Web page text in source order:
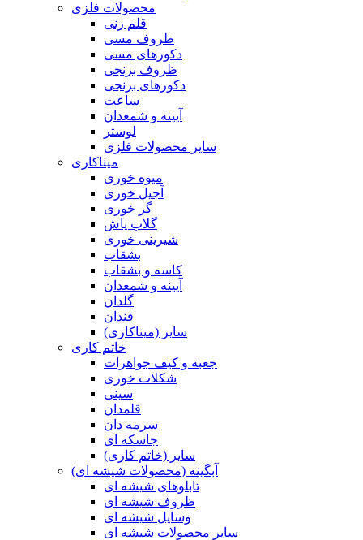
محصولات فلزی
قلم زنی
ظروف مسی
دکورهای مسی
ظروف برنجی
دکورهای برنجی
ساعت
آیینه و شمعدان
لوستر
سایر محصولات فلزی
میناکاری
میوه خوری
آجیل خوری
گز خوری
گلاب پاش
شیرینی خوری
بشقاب
کاسه و بشقاب
آیینه و شمعدان
گلدان
قندان
سایر (میناکاری)
خاتم کاری
جعبه و کیف جواهرات
شکلات خوری
سینی
قلمدان
سرمه دان
جاسکه ای
سایر (خاتم کاری)
آبگینه (محصولات شیشه ای)
تابلوهای شیشه ای
ظروف شیشه ای
وسایل شیشه ای
سایر محصولات شیشه ای